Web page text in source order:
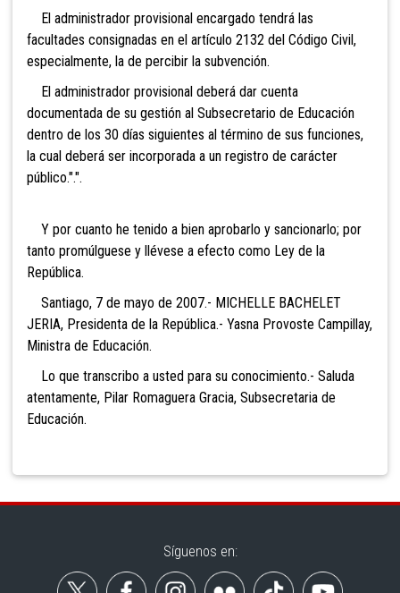
El administrador provisional encargado tendrá las
facultades consignadas en el artículo 2132 del Código Civil,
especialmente, la de percibir la subvención.
El administrador provisional deberá dar cuenta
documentada de su gestión al Subsecretario de Educación
dentro de los 30 días siguientes al término de sus funciones,
la cual deberá ser incorporada a un registro de carácter
público.".".
Y por cuanto he tenido a bien aprobarlo y sancionarlo; por
tanto promúlguese y llévese a efecto como Ley de la
República.
Santiago, 7 de mayo de 2007.- MICHELLE BACHELET
JERIA, Presidenta de la República.- Yasna Provoste Campillay,
Ministra de Educación.
Lo que transcribo a usted para su conocimiento.- Saluda
atentamente, Pilar Romaguera Gracia, Subsecretaria de
Educación.
Síguenos en: